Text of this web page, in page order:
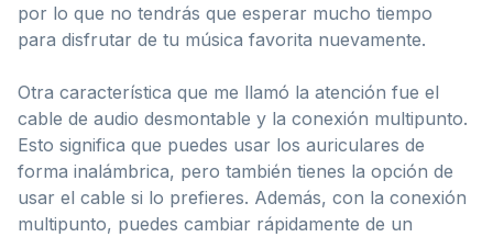
por lo que no tendrás que esperar mucho tiempo
para disfrutar de tu música favorita nuevamente.
Otra característica que me llamó la atención fue el
cable de audio desmontable y la conexión multipunto.
Esto significa que puedes usar los auriculares de
forma inalámbrica, pero también tienes la opción de
usar el cable si lo prefieres. Además, con la conexión
multipunto, puedes cambiar rápidamente de un